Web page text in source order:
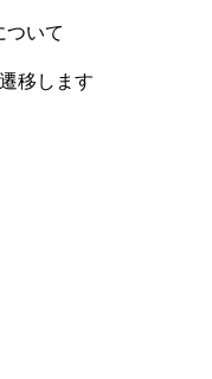
ついて
移します